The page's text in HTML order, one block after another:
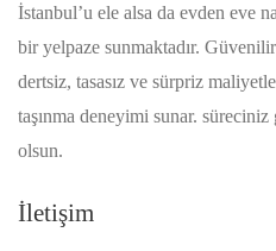
İstanbul’u ele alsa da evden eve
bir yelpaze sunmaktadır.
dertsiz, tasasız ve sürpriz
taşınma deneyimi sunar.
olsun.
İletişim